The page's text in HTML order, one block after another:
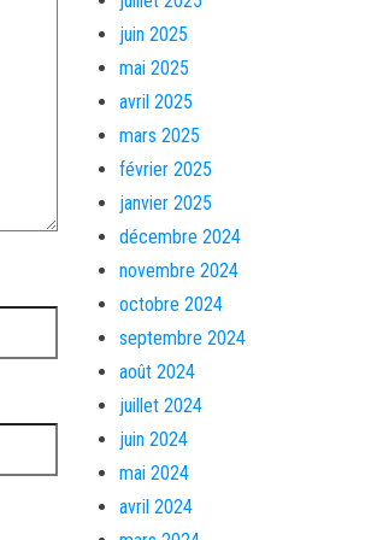
juin 2025
mai 2025
avril 2025
mars 2025
février 2025
janvier 2025
décembre 2024
novembre 2024
octobre 2024
septembre 2024
août 2024
juillet 2024
juin 2024
mai 2024
avril 2024